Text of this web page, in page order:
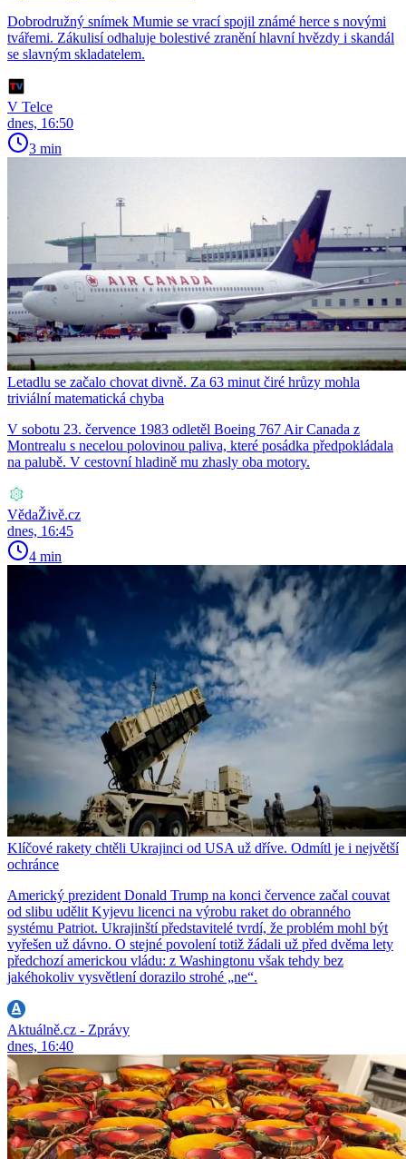
Dobrodružný snímek Mumie se vrací spojil známé herce s novými
tvářemi. Zákulisí odhaluje bolestivé zranění hlavní hvězdy i skandál
se slavným skladatelem.
V Telce
dnes, 16:50
3 min
Letadlu se začalo chovat divně. Za 63 minut čiré hrůzy mohla
triviální matematická chyba
V sobotu 23. července 1983 odletěl Boeing 767 Air Canada z
Montrealu s necelou polovinou paliva, které posádka předpokládala
na palubě. V cestovní hladině mu zhasly oba motory.
VědaŽivě.cz
dnes, 16:45
4 min
Klíčové rakety chtěli Ukrajinci od USA už dříve. Odmítl je i největší
ochránce
Americký prezident Donald Trump na konci července začal couvat
od slibu udělit Kyjevu licenci na výrobu raket do obranného
systému Patriot. Ukrajinští představitelé tvrdí, že problém mohl být
vyřešen už dávno. O stejné povolení totiž žádali už před dvěma lety
předchozí americkou vládu: z Washingtonu však tehdy bez
jakéhokoliv vysvětlení dorazilo strohé „ne“.
Aktuálně.cz - Zprávy
dnes, 16:40